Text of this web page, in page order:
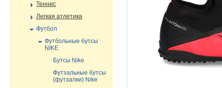
Теннис
Легкая атлетика
Футбол
Футбольные бутсы
NIKE
Бутсы Nike
Футзальные бутсы
(футзалки) Nike